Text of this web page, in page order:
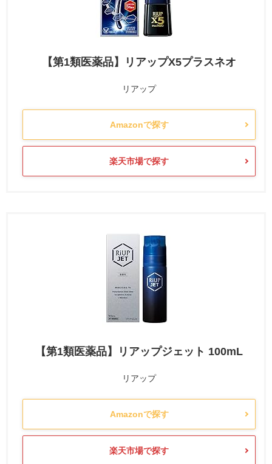
【第1類医薬品】リアップX5プラスネオ
リアップ
Amazonで探す
楽天市場で探す
【第1類医薬品】リアップジェット 100mL
リアップ
Amazonで探す
楽天市場で探す